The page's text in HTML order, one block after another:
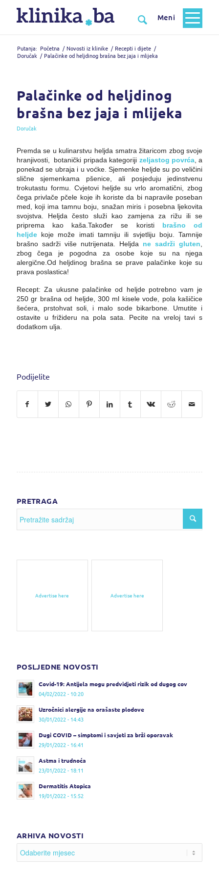
Putanja: Početna / Novosti iz klinike / Recepti i dijete /
Doručak / Palačinke od heljdinog brašna bez jaja i mlijeka
Palačinke od heljdinog
brašna bez jaja i mlijeka
Doručak
Premda se u kulinarstvu heljda smatra žitaricom zbog svoje
hranjivosti, botanički pripada kategoriji zeljastog povrća , a
ponekad se ubraja i u voćke. Sjemenke heljde su po veličini
slične sjemenkama pšenice, ali posjeduju jedinstvenu
trokutastu formu. Cvjetovi heljde su vrlo aromatični, zbog
čega privlače pčele koje ih koriste da bi napravile poseban
med, koji ima tamnu boju, snažan miris i posebna ljekovita
svojstva. Heljda često služi kao zamjena za rižu ili se
priprema kao kaša.Također se koristi brašno od
heljdekoje može imati tamniju ili svjetliju boju. Tamnije
brašno sadrži više nutrijenata. Heljda ne sadrži gluten
zbog čega je pogodna za osobe koje su na njega
alergične.Od heljdinog brašna se prave palačinke koje su
prava poslastica!
Recept: Za ukusne palačinke od heljde potrebno vam je
250 gr brašna od heljde, 300 ml kisele vode, pola kašičice
šećera, prstohvat soli, i malo sode bikarbone. Umutite i
ostavite u frižideru na pola sata. Pecite na vreloj tavi s
dodatkom ulja.
Podijelite
PRETRAGA
Advertise here Advertise here
POSLJEDNE NOVOSTI
Covid-19: Antijela mogu predvidjeti rizik od dugog cov
04/02/2022 - 10:20
Uzročnici alergije na orašaste plodove
30/01/2022 - 14:43
Dugi COVID – simptomi i savjeti za brži oporavak
29/01/2022 - 16:41
Astma i trudnoća
23/01/2022 - 18:11
Dermatitis Atopica
19/01/2022 - 15:52
ARHIVA NOVOSTI